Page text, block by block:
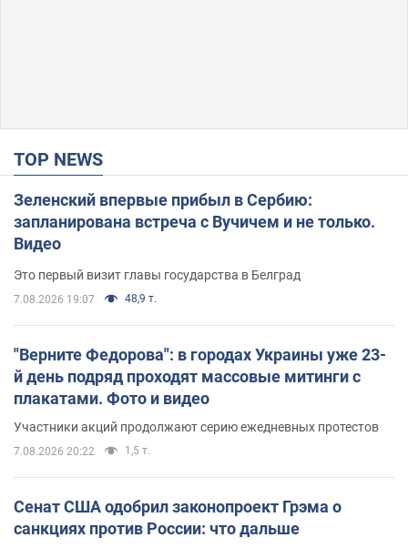
TOP NEWS
Зеленский впервые прибыл в Сербию:
запланирована встреча с Вучичем и не только.
Видео
Это первый визит главы государства в Белград
7.08.2026 19:07 48,9 т.
"Верните Федорова": в городах Украины уже 23-
й день подряд проходят массовые митинги с
плакатами. Фото и видео
Участники акций продолжают серию ежедневных протестов
7.08.2026 20:22 1,5 т.
Сенат США одобрил законопроект Грэма о
санкциях против России: что дальше